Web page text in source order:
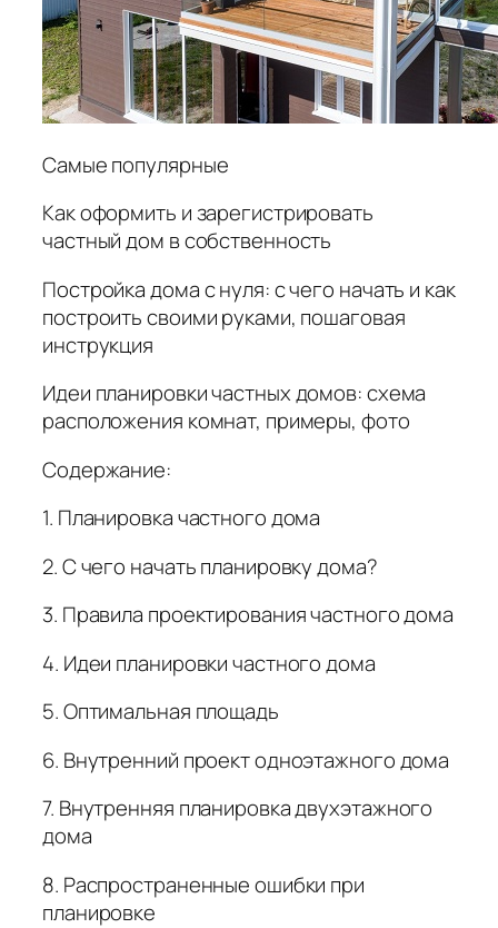
Самые популярные
Как оформить и зарегистрировать
частный дом в собственность
Постройка дома с нуля: с чего начать и как
построить своими руками, пошаговая
инструкция
Идеи планировки частных домов: схема
расположения комнат, примеры, фото
Содержание:
1. Планировка частного дома
2. С чего начать планировку дома?
3. Правила проектирования частного дома
4. Идеи планировки частного дома
5. Оптимальная площадь
6. Внутренний проект одноэтажного дома
7. Внутренняя планировка двухэтажного
дома
8. Распространенные ошибки при
планировке